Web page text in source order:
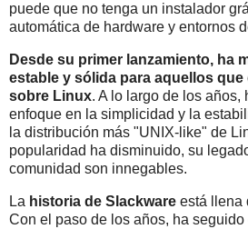
puede que no tenga un instalador
automática de hardware y entornos
Desde su primer lanzamiento, ha
estable y sólida para aquellos
sobre Linux. A lo largo de los años,
enfoque en la simplicidad y la
la distribución más "UNIX-like" de
popularidad ha disminuido, su
comunidad son innegables.
La historia de Slackware está llena
Con el paso de los años, ha